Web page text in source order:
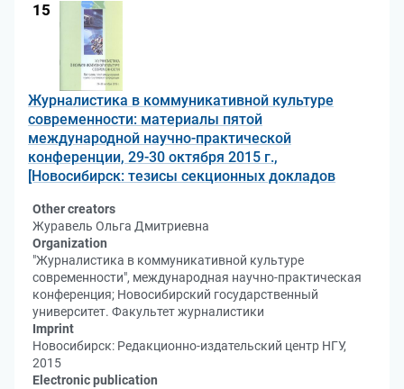
15
Журналистика в коммуникативной культуре
современности: материалы пятой
международной научно-практической
конференции, 29-30 октября 2015 г.,
[Новосибирск: тезисы секционных докладов
Other creators
Журавель Ольга Дмитриевна
Organization
"Журналистика в коммуникативной культуре
современности", международная научно-практическая
конференция; Новосибирский государственный
университет. Факультет журналистики
Imprint
Новосибирск: Редакционно-издательский центр НГУ,
2015
Electronic publication